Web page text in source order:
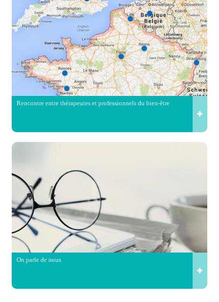
Rencontre entre thérapeutes et professionnels du bien-être
On parle de nous